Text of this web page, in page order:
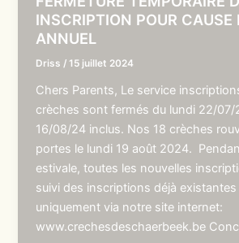
INSCRIPTION POUR CAUSE
ANNUEL
Driss /15 juillet 2024
Chers Parents, Le service
crèches sont fermés du lundi 22/07/
16/08/24 inclus. Nos 18 crèches
portes le lundi 19 août 2024.
estivale, toutes les nouvelles
suivi des inscriptions déjà
uniquement via notre site internet:
www.crechesdeschaerbeek.be